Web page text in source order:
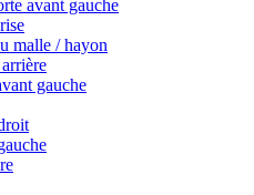
avant gauche
malle / hayon
gauche